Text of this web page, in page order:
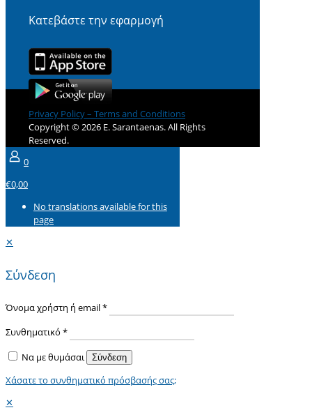
Κατεβάστε την εφαρμογή
Privacy Policy – Terms and Conditions
Copyright © 2026 E. Sarantaenas. All Rights
Reserved.
0
€0,00
No translations available for this
page
✕
Σύνδεση
Όνομα χρήστη ή email*
Συνθηματικό *
Να με θυμάσαι
Σύνδεση
Χάσατε το συνθηματικό πρόσβασής σας;
✕